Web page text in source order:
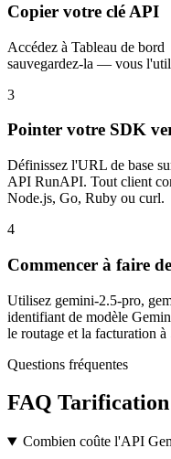
Copier votre clé API
Accédez à Tableau de
sauvegardez-la — vous
3
Pointer votre SDK
Définissez l'URL de base
API RunAPI. Tout client
Node.js, Go, Ruby ou curl.
4
Commencer à faire
Utilisez gemini-2.5-pro,
identifiant de modèle
le routage et la facturation
Questions fréquentes
FAQ
Combien coûte l'API